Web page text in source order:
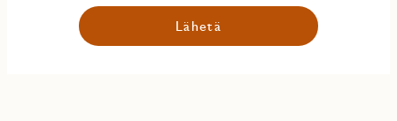
Lähetä